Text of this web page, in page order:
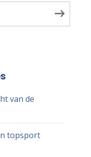
van de
topsport